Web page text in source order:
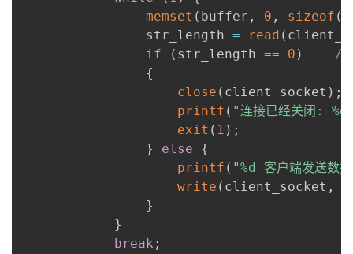
memset ( buffer , 0 , sizeof (
                str_length
= read (
if
( str_length == 0 )
//
{
close ( client_socket ) ;
printf ( "连接已经关闭:
exit ( 1 ) ;
}
else
{
printf ( "%d 客户端发送数
write ( client_socket ,
}
}
break ;